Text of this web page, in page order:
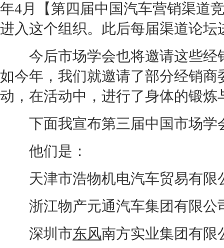
年4月【第四届中国汽车营销渠道
进入这个组织。此后每届渠道论坛
今后市场学会也将邀请这些经
如今年，我们就邀请了部分经销商
动，在活动中，进行了身体的锻炼
下面我宣布第三届中国市场学
他们是：
天津市浩物机电汽车贸易有限
浙江物产元通汽车集团有限公
深圳市东风南方实业集团有限